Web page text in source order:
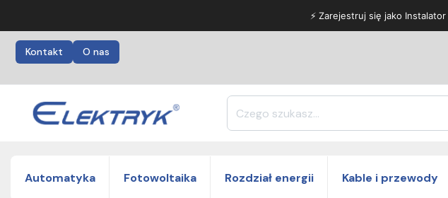
⚡ Zarejestruj się jako
Kontakt O nas
Automatyka Fotowoltaika Rozdział energii Kable i przewody